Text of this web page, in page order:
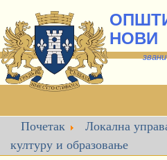
НОВИ
званична
Почетак Локална
културу и образовање